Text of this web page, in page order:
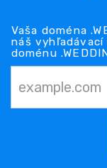
Vaša doména
náš vyhľadávací
doménu